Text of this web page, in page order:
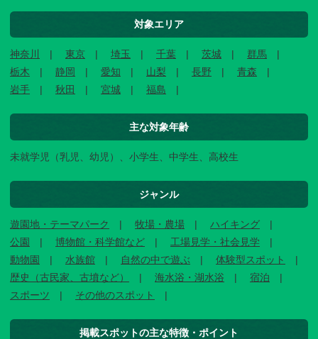
対象エリア
神奈川 東京 埼玉 千葉 茨城
群馬
栃木
静岡 愛知 山梨 長野
青森
岩手
秋田 宮城 福島
主な対象年齢
未就学児（乳児、幼児）、小学生、中学生、高校生
ジャンル
遊園地・テーマパーク 牧場・農場
ハイキング
公園
博物館・科学館など
工場見学・社会見学
動物園
水族館 自然の中で遊ぶ
体験型スポット
歴史（古民家、古墳など）
海水浴・湖水浴
宿泊
スポーツ
その他のスポット
掲載スポットの主な特徴・ポイント